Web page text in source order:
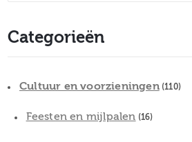
Categorieën
Cultuur en voorzieningen(110)
Feesten en mijlpalen (16)